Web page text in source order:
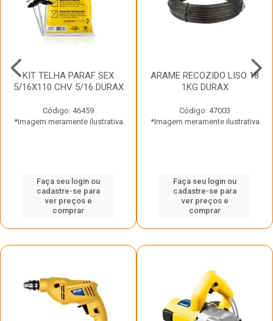
KIT TELHA PARAF SEX
5/16X110 CHV 5/16 DURAX
Código: 46459
*Imagem meramente ilustrativa
Faça seu login ou
cadastre-se para
ver preços e
comprar
ARAME RECOZIDO LISO 18
1KG DURAX
Código: 47003
*Imagem meramente ilustrativa
Faça seu login ou
cadastre-se para
ver preços e
comprar